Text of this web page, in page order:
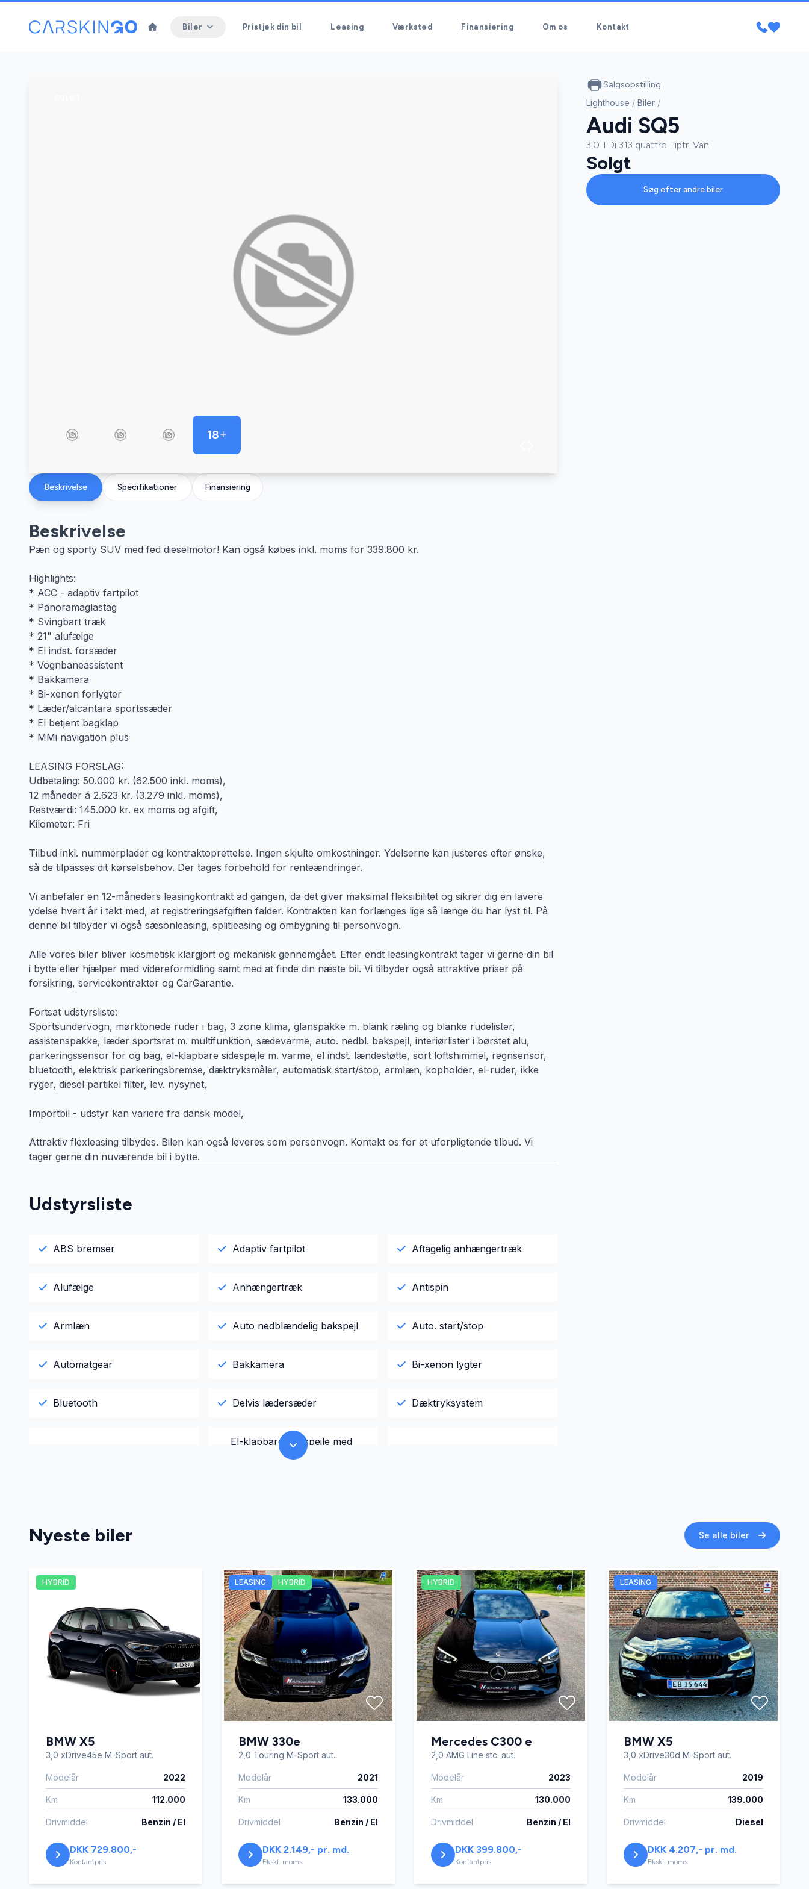
Biler Pristjek din bil Leasing Værksted Finansiering Om os Kontakt
18
Specifikationer
Beskrivelse Finansiering
Beskrivelse
Pæn og sporty SUV med fed dieselmotor! Kan også købes inkl. moms for 339.800 kr.
Highlights:
* ACC - adaptiv fartpilot
* Panoramaglastag
* Svingbart træk
* 21" alufælge
* El indst. forsæder
* Vognbaneassistent
* Bakkamera
* Bi-xenon forlygter
* Læder/alcantara sportssæder
* El betjent bagklap
* MMi navigation plus
LEASING FORSLAG:
Udbetaling: 50.000 kr. (62.500 inkl. moms),
12 måneder á 2.623 kr. (3.279 inkl. moms),
Restværdi: 145.000 kr. ex moms og afgift,
Kilometer: Fri
Tilbud inkl. nummerplader og kontraktoprettelse. Ingen skjulte omkostninger. Ydelserne kan justeres efter ønske,
så de tilpasses dit kørselsbehov. Der tages forbehold for renteændringer.
Vi anbefaler en 12-måneders leasingkontrakt ad gangen, da det giver maksimal fleksibilitet og sikrer dig en lavere
ydelse hvert år i takt med, at registreringsafgiften falder. Kontrakten kan forlænges lige så længe du har lyst til. På
denne bil tilbyder vi også sæsonleasing, splitleasing og ombygning til personvogn.
Alle vores biler bliver kosmetisk klargjort og mekanisk gennemgået. Efter endt leasingkontrakt tager vi gerne din bil
i bytte eller hjælper med videreformidling samt med at finde din næste bil. Vi tilbyder også attraktive priser på
forsikring, servicekontrakter og CarGarantie.
Fortsat udstyrsliste:
Sportsundervogn, mørktonede ruder i bag, 3 zone klima, glanspakke m. blank ræling og blanke rudelister,
assistenspakke, læder sportsrat m. multifunktion, sædevarme, auto. nedbl. bakspejl, interiørlister i børstet alu,
parkeringssensor for og bag, el-klapbare sidespejle m. varme, el indst. lændestøtte, sort loftshimmel, regnsensor,
bluetooth, elektrisk parkeringsbremse, dæktryksmåler, automatisk start/stop, armlæn, kopholder, el-ruder, ikke
ryger, diesel partikel filter, lev. nysynet,
Importbil - udstyr kan variere fra dansk model,
Attraktiv flexleasing tilbydes. Bilen kan også leveres som personvogn. Kontakt os for et uforpligtende tilbud. Vi
tager gerne din nuværende bil i bytte.
Udstyrsliste
ABS bremser Adaptiv fartpilot Aftagelig anhængertræk
Alufælge Anhængertræk Antispin
Armlæn Auto nedblændelig bakspejl Auto. start/stop
Automatgear Bakkamera Bi-xenon lygter
Bluetooth Delvis lædersæder Dæktryksystem
El-klapbare sidespejle med
Fartpilot
Kørecomputer Læderrat
Navigation Parkeringssensor bagved Parkeringssensor foran
Servostyring Sportssæder Startspærre
Svingbart anhængertræk Sædevarme Tonede ruder
Salgsopstilling
Lighthouse / Biler /
Audi SQ5
3,0 TDi 313 quattro Tiptr. Van
Solgt
Søg efter andre biler
Nyeste biler Se alle biler
HYBRID
BMW X5
3,0 xDrive45e M-Sport aut.
Modelår 2022
Km 112.000
Drivmiddel Benzin / El
DKK 729.800,-
Kontantpris
LEASING HYBRID
BMW 330e
2,0 Touring M-Sport aut.
Modelår 2021
Km 133.000
Drivmiddel Benzin / El
DKK 2.149,- pr. md.
Ekskl. moms
HYBRID
Mercedes C300 e
2,0 AMG Line stc. aut.
Modelår 2023
Km 130.000
Drivmiddel Benzin / El
DKK 399.800,-
Kontantpris
LEASING
BMW X5
3,0 xDrive30d M-Sport aut.
Modelår 2019
Km 139.000
Drivmiddel Diesel
DKK 4.207,- pr. md.
Ekskl. moms